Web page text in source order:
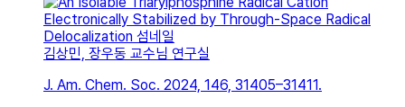
김상민, 장우동 교수님 연구실
J. Am. Chem. Soc. 2024, 146, 31405–31411.